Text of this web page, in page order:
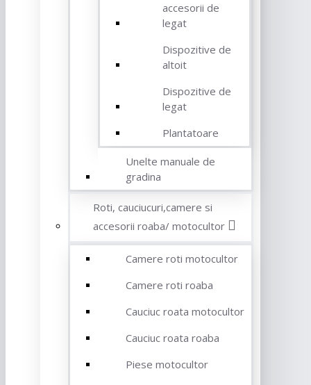
accesorii de
legat
Dispozitive de
altoit
Dispozitive de
legat
Plantatoare
Unelte manuale de
gradina
Roti, cauciucuri,camere si
accesorii roaba/ motocultor
Camere roti motocultor
Camere roti roaba
Cauciuc roata motocultor
Cauciuc roata roaba
Piese motocultor